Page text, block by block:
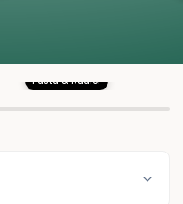
Pasta & Nudler